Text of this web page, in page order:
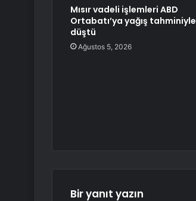
Mısır vadeli işlemleri ABD
Ortabatı’ya yağış tahminiyle
düştü
Ağustos 5, 2026
Bir yanıt yazın